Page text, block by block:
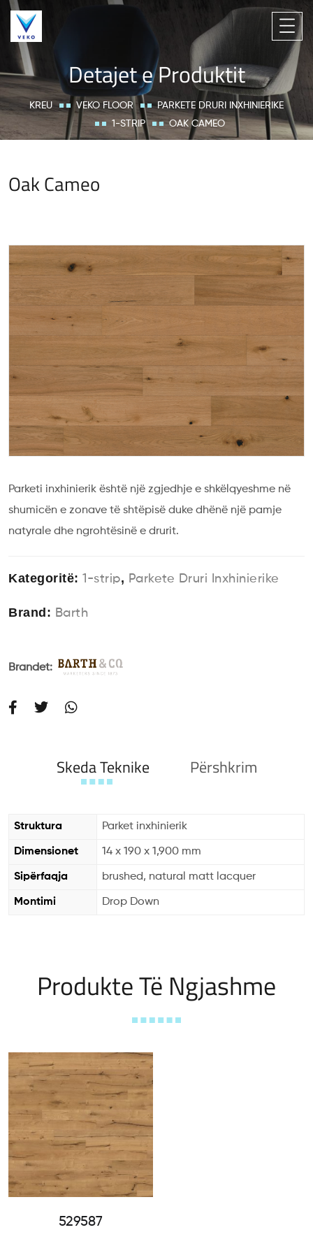
Detajet e Produktit
KREU VEKO FLOOR
PARKETE DRURI INXHINIERIKE
1-STRIP
OAK CAMEO
Oak Cameo
Parketi inxhinierik është një zgjedhje e shkëlqyeshme në
shumicën e zonave të shtëpisë duke dhënë një pamje
natyrale dhe ngrohtësinë e drurit.
Kategoritë: 1-strip, Parkete Druri Inxhinierike
Brand: Barth
Brandet:
Skeda Teknike Përshkrim
Struktura Parket inxhinierik
Dimensionet 14 x 190 x 1,900 mm
Sipërfaqja brushed, natural matt lacquer
Montimi Drop Down
Produkte Të Ngjashme
529587